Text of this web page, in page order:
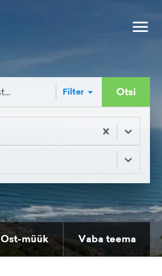
Filter Otsi
Ost-müük Vaba teema